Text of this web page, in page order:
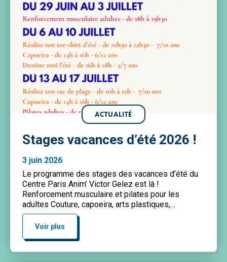
ACTUALITÉ
Stages vacances d’été 2026 !
3 juin 2026
Le programme des stages des vacances d’été du
Centre Paris Anim’ Victor Gelez est là !
Renforcement musculaire et pilates pour les
adultes Couture, capoeira, arts plastiques,
calligraphie et peinture chinoise pour les enfants…
retrouvez le programme complet dans l’espace
téléchargements ! Inscriptions uniquement à
Voir plus